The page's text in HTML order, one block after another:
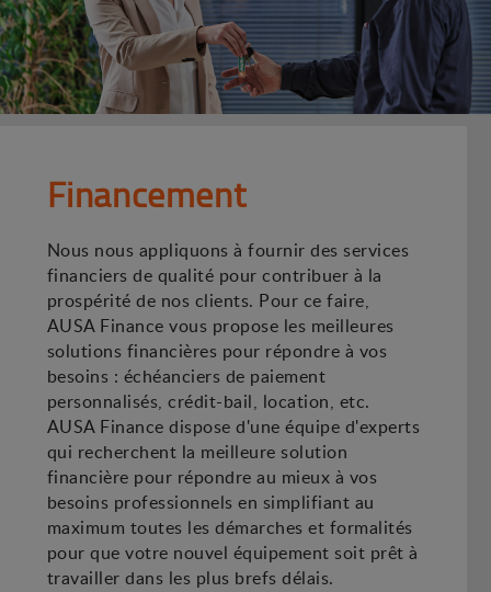
Financement
Nous nous appliquons à fournir des services
financiers de qualité pour contribuer à la
prospérité de nos clients. Pour ce faire,
AUSA Finance vous propose les meilleures
solutions financières pour répondre à vos
besoins : échéanciers de paiement
personnalisés, crédit-bail, location, etc.
AUSA Finance dispose d'une équipe d'experts
qui recherchent la meilleure solution
financière pour répondre au mieux à vos
besoins professionnels en simplifiant au
maximum toutes les démarches et formalités
pour que votre nouvel équipement soit prêt à
travailler dans les plus brefs délais.